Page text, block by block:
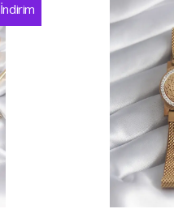
İndirim